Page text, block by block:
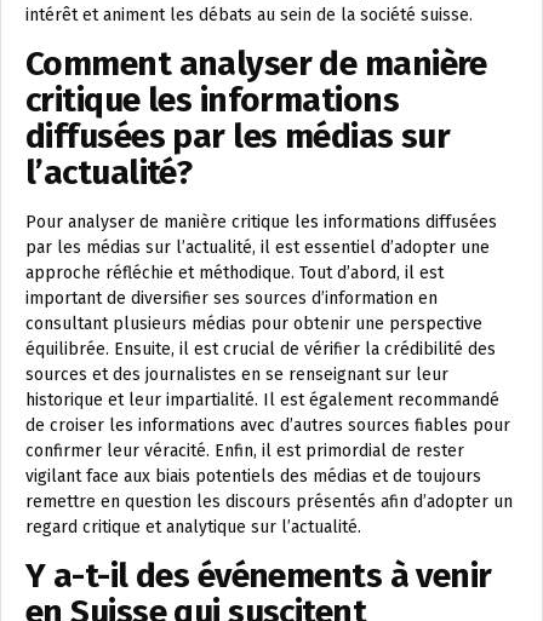
intérêt et animent les débats au sein de la société suisse.
Comment analyser de manière
critique les informations
diffusées par les médias sur
l’actualité?
Pour analyser de manière critique les informations diffusées
par les médias sur l’actualité, il est essentiel d’adopter une
approche réfléchie et méthodique. Tout d’abord, il est
important de diversifier ses sources d’information en
consultant plusieurs médias pour obtenir une perspective
équilibrée. Ensuite, il est crucial de vérifier la crédibilité des
sources et des journalistes en se renseignant sur leur
historique et leur impartialité. Il est également recommandé
de croiser les informations avec d’autres sources fiables pour
confirmer leur véracité. Enfin, il est primordial de rester
vigilant face aux biais potentiels des médias et de toujours
remettre en question les discours présentés afin d’adopter un
regard critique et analytique sur l’actualité.
Y a-t-il des événements à venir
en Suisse qui suscitent